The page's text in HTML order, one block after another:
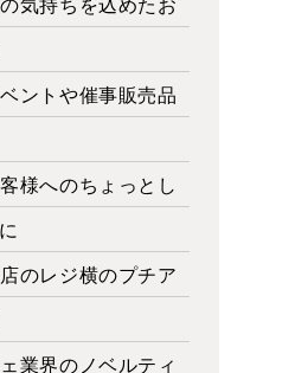
気持ちを込めたお
ントや催事販売品
様へのちょっとし
のレジ横のプチア
業界のノベルティ